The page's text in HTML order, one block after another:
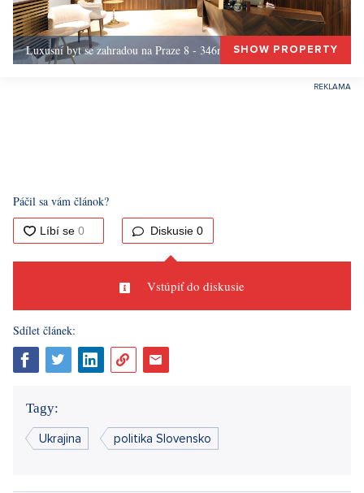
Luxusní byt se zahradou na Praze 8 - 346m, Praha 8SHOW PROPERTY
Páčil sa vám článok?
Diskusie 0
Vstúpiť do diskusie
Sdílet článek:
Tagy:
Ukrajina politika Slovensko